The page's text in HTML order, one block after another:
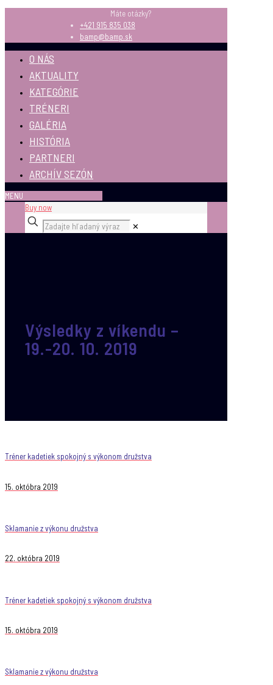
Máte otázky?
+421 915 835 038
bamp@bamp.sk
O NÁS
AKTUALITY
KATEGÓRIE
TRÉNERI
GALÉRIA
HISTÓRIA
PARTNERI
ARCHÍV SEZÓN
MENU
Buy now
✕
Výsledky z víkendu –
19.-20. 10. 2019
Tréner kadetiek spokojný s výkonom družstva
15. októbra 2019
Sklamanie z výkonu družstva
22. októbra 2019
Tréner kadetiek spokojný s výkonom družstva
15. októbra 2019
Sklamanie z výkonu družstva